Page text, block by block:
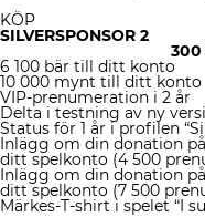
KÖP
SILVERSPONSOR 2
300
6 100 bär till ditt konto
10 000 mynt till ditt konto
VIP-prenumeration i 2 år
Delta i testning av ny
Status för 1 år i profilen
Inlägg om din donation
ditt spelkonto (4 500
Inlägg om din donation
ditt spelkonto (7 500
Märkes-T-shirt i spelet “I